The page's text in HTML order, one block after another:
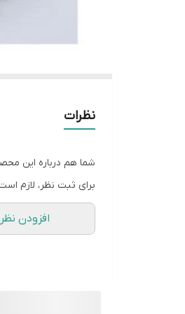
نظرات
شما هم درباره این
برای ثبت نظر، لازم
افزودن نظر